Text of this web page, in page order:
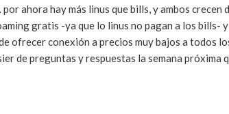
ahora hay más linus que bills, y ambos crecen
gratis -ya que lo linus no pagan a los bills-
ofrecer conexión a precios muy bajos a todos
de preguntas y respuestas la semana próxima